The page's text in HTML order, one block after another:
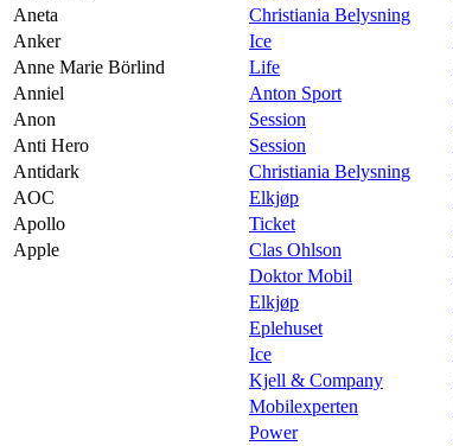
Aneta
Christiania Belysning
Anker
Ice
Anne Marie Börlind
Life
Anniel
Anton Sport
Anon
Session
Anti Hero
Session
Antidark
Christiania Belysning
AOC
Elkjøp
Apollo
Ticket
Apple
Clas Ohlson
Doktor Mobil
Elkjøp
Eplehuset
Ice
Kjell & Company
Mobilexperten
Power